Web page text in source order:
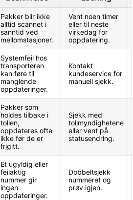
Pakker blir ikke
alltid scannet i
sanntid ved
mellomstasjoner.
Vent noen timer
eller til neste
virkedag for
oppdatering.
Systemfeil hos
transportøren
kan føre til
manglende
oppdateringer.
Kontakt
kundeservice for
manuell sjekk.
Pakker som
holdes tilbake i
tollen,
oppdateres ofte
ikke før de er
frigitt.
Sjekk med
tollmyndighetene
eller vent på
statusendring.
Et ugyldig eller
feilaktig
nummer gir
ingen
oppdateringer.
Dobbeltsjekk
nummeret og
prøv igjen.